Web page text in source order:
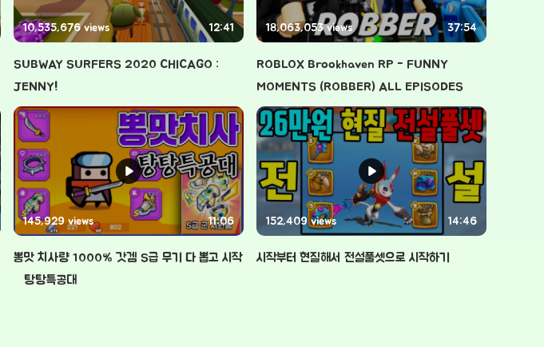
10,535,676 views 12:41
SUBWAY SURFERS 2020 CHICAGO :
JENNY!
18,063,053 views 37:54
ROBLOX Brookhaven RP - FUNNY
MOMENTS (ROBBER) ALL EPISODES
145,929 views 11:06
뽕맛 치사량 1000% 갓겜 S급 무기 다 뽑고 시작
【탕탕특공대】
152,409 views 14:46
시작부터 현질해서 전설풀셋으로 시작하기